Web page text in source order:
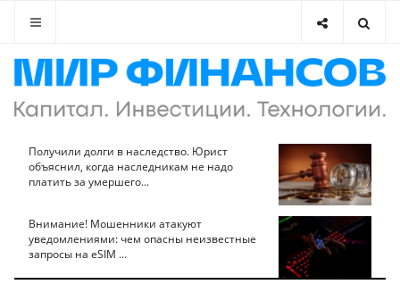
Получили долги в наследство. Юрист
объяснил, когда наследникам не надо
платить за умершего...
Внимание! Мошенники атакуют
уведомлениями: чем опасны неизвестные
запросы на eSIM ...